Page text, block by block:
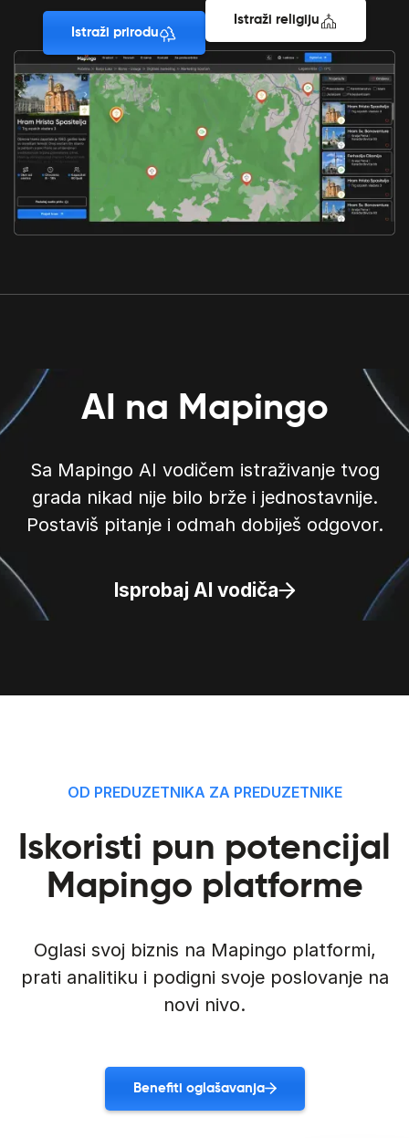
Istraži prirodu
Istraži religiju
AI na Mapingo
Sa Mapingo AI vodičem istraživanje tvog
grada nikad nije bilo brže i jednostavnije.
Postaviš pitanje i odmah dobiješ odgovor.
Isprobaj AI vodiča
OD PREDUZETNIKA ZA PREDUZETNIKE
Iskoristi pun potencijal
Mapingo platforme
Oglasi svoj biznis na Mapingo platformi,
prati analitiku i podigni svoje poslovanje na
novi nivo.
Benefiti oglašavanja